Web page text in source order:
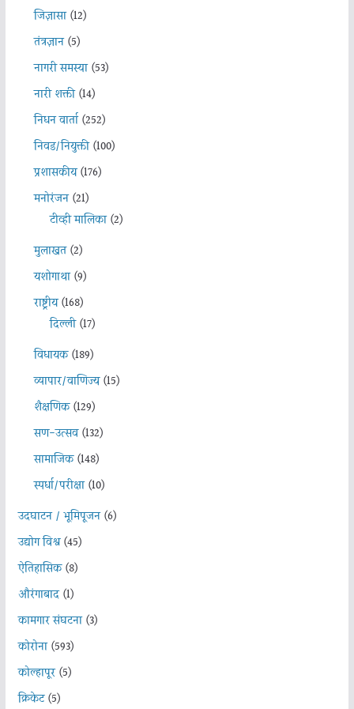
जिज्ञासा(12)
तंत्रज्ञान(5)
नागरी समस्या(53)
नारी शक्ती(14)
निधन वार्ता(252)
निवड/नियुक्ती(100)
प्रशासकीय(176)
मनोरंजन(21)
टीव्ही मालिका(2)
मुलाखत(2)
यशोगाथा(9)
राष्ट्रीय(168)
दिल्ली(17)
विधायक(189)
व्यापार/वाणिज्य(15)
शैक्षणिक(129)
सण-उत्सव(132)
सामाजिक(148)
स्पर्धा/परीक्षा(10)
उदघाटन / भूमिपूजन(6)
उद्योग विश्व(45)
ऐतिहासिक(8)
औरंगाबाद(1)
कामगार संघटना(3)
कोरोना(593)
कोल्हापूर(5)
क्रिकेट(5)